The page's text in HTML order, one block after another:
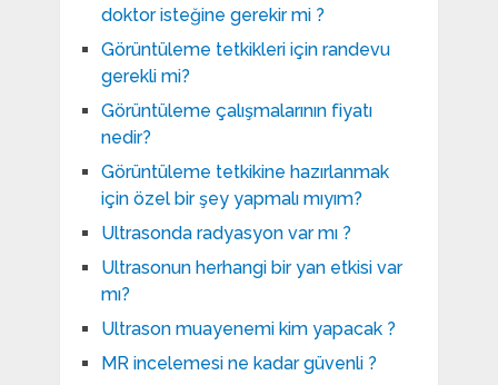
doktor isteğine gerekir mi ?
Görüntüleme tetkikleri için randevu
gerekli mi?
Görüntüleme çalışmalarının fiyatı
nedir?
Görüntüleme tetkikine hazırlanmak
için özel bir şey yapmalı mıyım?
Ultrasonda radyasyon var mı ?
Ultrasonun herhangi bir yan etkisi var
mı?
Ultrason muayenemi kim yapacak ?
MR incelemesi ne kadar güvenli ?